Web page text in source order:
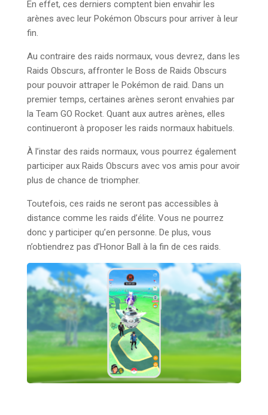
En effet, ces derniers comptent bien envahir les
arènes avec leur Pokémon Obscurs pour arriver à leur
fin.
Au contraire des raids normaux, vous devrez, dans les
Raids Obscurs, affronter le Boss de Raids Obscurs
pour pouvoir attraper le Pokémon de raid. Dans un
premier temps, certaines arènes seront envahies par
la Team GO Rocket. Quant aux autres arènes, elles
continueront à proposer les raids normaux habituels.
À l’instar des raids normaux, vous pourrez également
participer aux Raids Obscurs avec vos amis pour avoir
plus de chance de triompher.
Toutefois, ces raids ne seront pas accessibles à
distance comme les raids d’élite. Vous ne pourrez
donc y participer qu’en personne. De plus, vous
n’obtiendrez pas d’Honor Ball à la fin de ces raids.